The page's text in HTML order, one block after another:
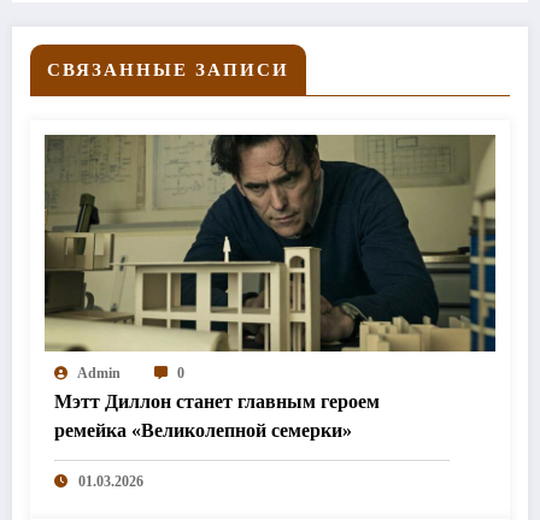
СВЯЗАННЫЕ ЗАПИСИ
Admin 0
Мэтт Диллон станет главным героем
ремейка «Великолепной семерки»
01.03.2026